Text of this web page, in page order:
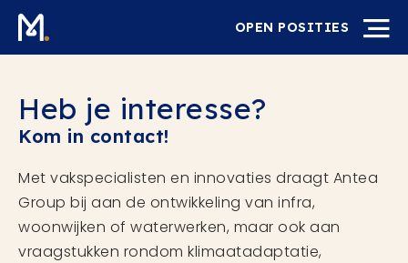
OPEN POSITIES
Heb je interesse?
Kom in contact!
Met vakspecialisten en innovaties draagt Antea
Group bij aan de ontwikkeling van infra,
woonwijken of waterwerken, maar ook aan
vraagstukken rondom klimaatadaptatie,